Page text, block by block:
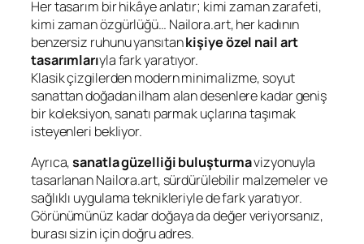
Her tasarım bir hikâye anlatır; kimi zaman zarafeti,
kimi zaman özgürlüğü… Nailora.art, her kadının
benzersiz ruhunu yansıtankişiye özel nail art
tasarımlarıyla fark yaratıyor.
Klasik çizgilerden modern minimalizme, soyut
sanattan doğadan ilham alan desenlere kadar geniş
bir koleksiyon, sanatı parmak uçlarına taşımak
isteyenleri bekliyor.
Ayrıca,sanatla güzelliği buluşturmavizyonuyla
tasarlanan Nailora.art, sürdürülebilir malzemeler ve
sağlıklı uygulama teknikleriyle de fark yaratıyor.
Görünümünüz kadar doğaya da değer veriyorsanız,
burası sizin için doğru adres.